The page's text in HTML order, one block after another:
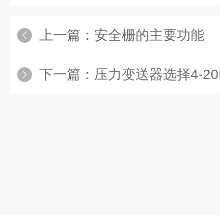
上一篇： 安全栅的主要功能
下一篇： 压力变送器选择4-